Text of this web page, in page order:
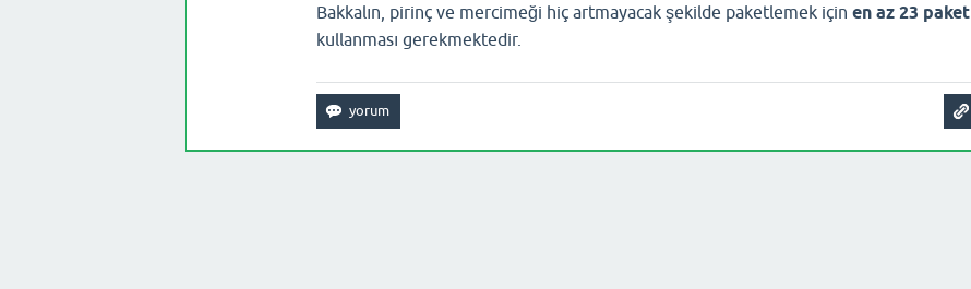
Bakkalın, pirinç ve mercimeği hiç artmayacak şekilde paketlemek için en az 23 paket
kullanması gerekmektedir.